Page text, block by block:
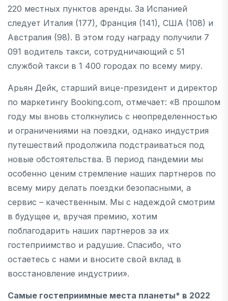
220 местных пунктов аренды. За Испанией
следует Италия (177), Франция (141), США (108) и
Австралия (98). В этом году награду получили 7
091 водитель такси, сотрудничающий с 51
службой такси в 1 400 городах по всему миру.
Арьян Дейк, старший вице-президент и директор
по маркетингу Booking.com, отмечает: «В прошлом
году мы вновь столкнулись с неопределенностью
и ограничениями на поездки, однако индустрия
путешествий продолжила подстраиваться под
новые обстоятельства. В период пандемии мы
особенно ценим стремление наших партнеров по
всему миру делать поездки безопасными, а
сервис – качественным. Мы с надеждой смотрим
в будущее и, вручая премию, хотим
поблагодарить наших партнеров за их
гостеприимство и радушие. Спасибо, что
остаетесь с нами и вносите свой вклад в
восстановление индустрии».
Самые гостеприимные места планеты* в 2022